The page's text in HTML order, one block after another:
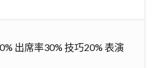
出席率30% 技巧20% 表演